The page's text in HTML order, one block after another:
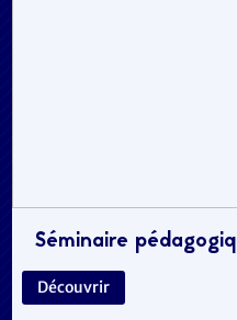
Séminaire
Découvrir